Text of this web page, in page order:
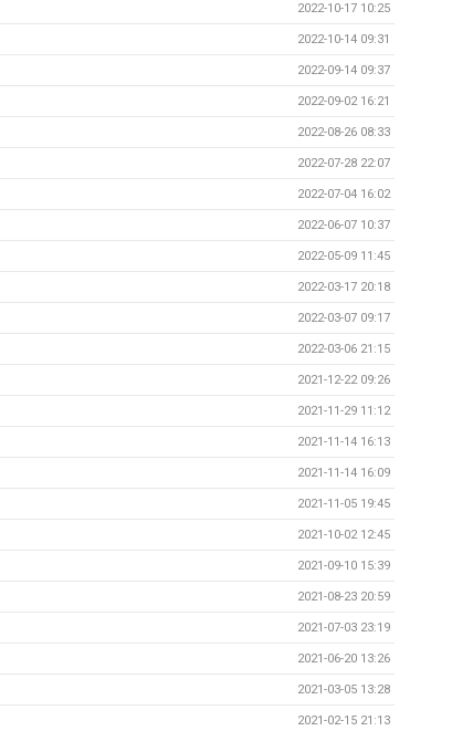
2022-10-17 10:25
2022-10-14 09:31
2022-09-14 09:37
2022-09-02 16:21
2022-08-26 08:33
2022-07-28 22:07
2022-07-04 16:02
2022-06-07 10:37
2022-05-09 11:45
2022-03-17 20:18
2022-03-07 09:17
2022-03-06 21:15
2021-12-22 09:26
2021-11-29 11:12
2021-11-14 16:13
2021-11-14 16:09
2021-11-05 19:45
2021-10-02 12:45
2021-09-10 15:39
2021-08-23 20:59
2021-07-03 23:19
2021-06-20 13:26
2021-03-05 13:28
2021-02-15 21:13